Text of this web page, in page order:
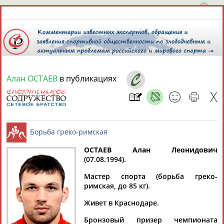
8 августа 2026 года,
СПОРТСМЕНЫ, ТРЕНЕРЫ И СПЕЦИАЛИСТЫ
Найдено: 1персона Расширенный поиск
Алан
Алан ОСТАЕВ в публикациях
Борьба греко-римская
ОСТАЕВ Алан Леонидович
(07.08.1994).
Мастер спорта (борьба греко-
римская, до 85 кг).
Живет в Краснодаре.
Бронзовый призер чемпионата